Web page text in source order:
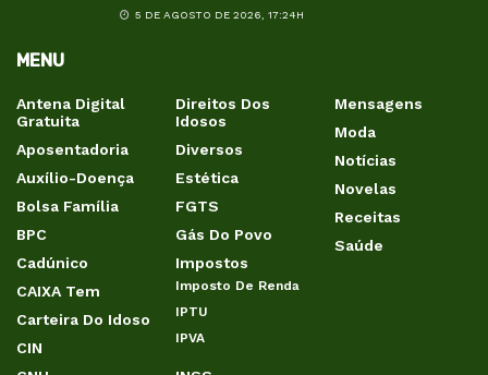
5 DE AGOSTO DE 2026, 17:24H
MENU
Antena Digital
Gratuita
Aposentadoria
Auxílio-Doença
Bolsa Família
BPC
Cadúnico
CAIXA Tem
Carteira Do Idoso
CIN
Direitos Dos
Idosos
Diversos
Estética
FGTS
Gás Do Povo
Impostos
Imposto De Renda
IPTU
IPVA
Mensagens
Moda
Notícias
Novelas
Receitas
Saúde